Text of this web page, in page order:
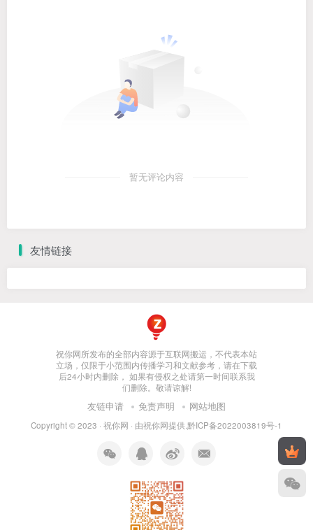
暂无评论内容
友情链接
祝你网所发布的全部内容源于互联网搬运，不代表本站
立场，仅限于小范围内传播学习和文献参考，请在下载
后24小时内删除， 如果有侵权之处请第一时间联系我
们删除。敬请谅解!
友链申请 免责声明 网站地图
Copyright © 2023 · 祝你网 · 由祝你网提供.黔ICP备2022003819号-1